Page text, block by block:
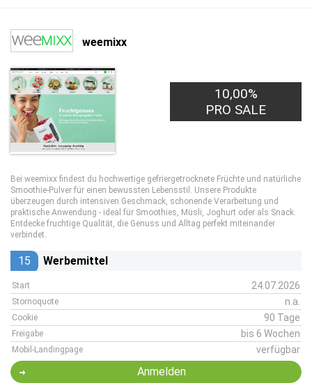
weemixx
10,00%
PRO SALE
Bei weemixx findest du hochwertige gefriergetrocknete Früchte und natürliche
Smoothie-Pulver für einen bewussten Lebensstil. Unsere Produkte
überzeugen durch intensiven Geschmack, schonende Verarbeitung und
praktische Anwendung - ideal für Smoothies, Müsli, Joghurt oder als Snack.
Entdecke fruchtige Qualität, die Genuss und Alltag perfekt miteinander
verbindet.
15 Werbemittel
Start 24.07.2026
Stornoquote n.a.
Cookie 90 Tage
Freigabe bis 6 Wochen
Mobil-Landingpage verfügbar
Anmelden